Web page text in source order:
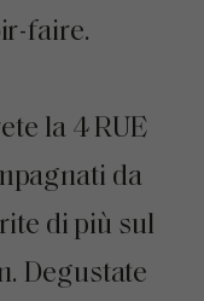
faire.
la 4 RUE
da
di più sul
Degustate